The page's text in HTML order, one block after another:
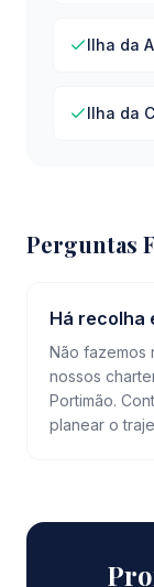
Ilha da
Ilha da
Perguntas
Há recolha
Não fazemos
nossos
Portimão.
planear o